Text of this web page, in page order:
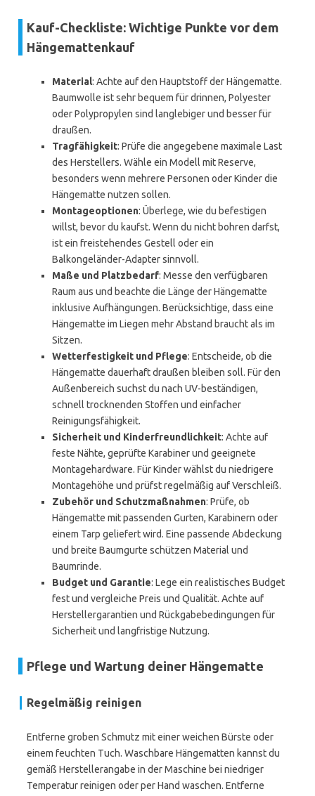
Kauf-Checkliste: Wichtige Punkte vor dem
Hängemattenkauf
Material: Achte auf den Hauptstoff der Hängematte.
Baumwolle ist sehr bequem für drinnen, Polyester
oder Polypropylen sind langlebiger und besser für
draußen.
Tragfähigkeit: Prüfe die angegebene maximale Last
des Herstellers. Wähle ein Modell mit Reserve,
besonders wenn mehrere Personen oder Kinder die
Hängematte nutzen sollen.
Montageoptionen: Überlege, wie du befestigen
willst, bevor du kaufst. Wenn du nicht bohren darfst,
ist ein freistehendes Gestell oder ein
Balkongeländer-Adapter sinnvoll.
Maße und Platzbedarf: Messe den verfügbaren
Raum aus und beachte die Länge der Hängematte
inklusive Aufhängungen. Berücksichtige, dass eine
Hängematte im Liegen mehr Abstand braucht als im
Sitzen.
Wetterfestigkeit und Pflege: Entscheide, ob die
Hängematte dauerhaft draußen bleiben soll. Für den
Außenbereich suchst du nach UV-beständigen,
schnell trocknenden Stoffen und einfacher
Reinigungsfähigkeit.
Sicherheit und Kinderfreundlichkeit: Achte auf
feste Nähte, geprüfte Karabiner und geeignete
Montagehardware. Für Kinder wählst du niedrigere
Montagehöhe und prüfst regelmäßig auf Verschleiß.
Zubehör und Schutzmaßnahmen: Prüfe, ob
Hängematte mit passenden Gurten, Karabinern oder
einem Tarp geliefert wird. Eine passende Abdeckung
und breite Baumgurte schützen Material und
Baumrinde.
Budget und Garantie: Lege ein realistisches Budget
fest und vergleiche Preis und Qualität. Achte auf
Herstellergarantien und Rückgabebedingungen für
Sicherheit und langfristige Nutzung.
Pflege und Wartung deiner Hängematte
Regelmäßig reinigen
Entferne groben Schmutz mit einer weichen Bürste oder
einem feuchten Tuch. Waschbare Hängematten kannst du
gemäß Herstellerangabe in der Maschine bei niedriger
Temperatur reinigen oder per Hand waschen. Entferne